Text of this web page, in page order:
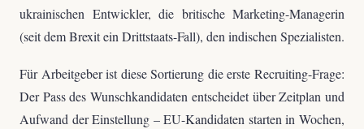
ukrainischen Entwickler, die britische Marketing-Managerin
(seit dem Brexit ein Drittstaats-Fall), den indischen Spezialisten.
Für Arbeitgeber ist diese Sortierung die erste Recruiting-Frage:
Der Pass des Wunschkandidaten entscheidet über Zeitplan und
Aufwand der Einstellung – EU-Kandidaten starten in Wochen,